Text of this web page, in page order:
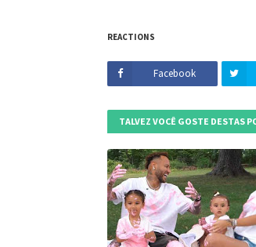
REACTIONS
Facebook
TALVEZ VOCÊ GOSTE DESTAS